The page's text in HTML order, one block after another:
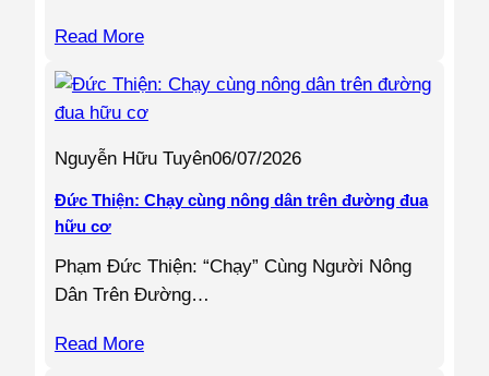
Read More
Nguyễn Hữu Tuyên06/07/2026
Đức Thiện: Chạy cùng nông dân trên đường đua
hữu cơ
Phạm Đức Thiện: “Chạy” Cùng Người Nông
Dân Trên Đường…
Read More